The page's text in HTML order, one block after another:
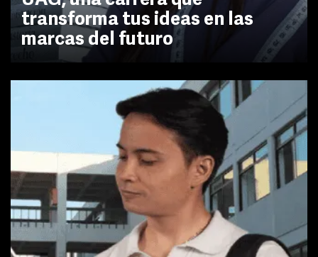
transforma tus ideas en las
marcas del futuro